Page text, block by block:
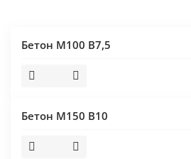
Бетон М100 В7,5
Бетон М150 В10